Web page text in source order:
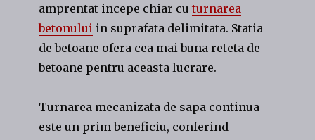
amprentat incepe chiar cu turnarea
betonului in suprafata delimitata. Statia
de betoane ofera cea mai buna reteta de
betoane pentru aceasta lucrare.
Turnarea mecanizata de sapa continua
este un prim beneficiu, conferind